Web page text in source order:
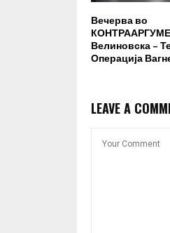
Вечерва во
Велиновска –
Операција
LEAVE A